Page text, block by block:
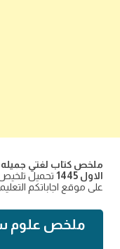
ملخص كتاب لغتي
الاول 1445
على موقع اجاباتكم
ملخص علوم